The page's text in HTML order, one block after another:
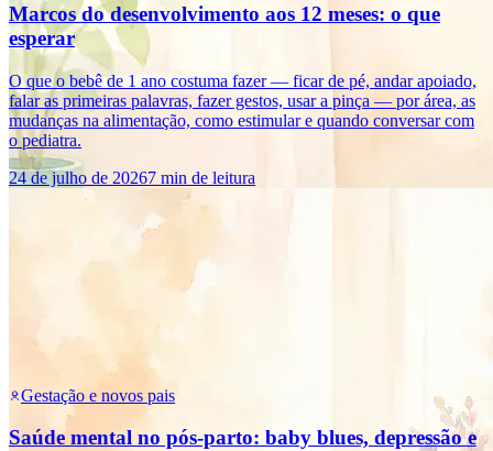
Marcos do desenvolvimento aos 12 meses: o que
esperar
O que o bebê de 1 ano costuma fazer — ficar de pé, andar apoiado,
falar as primeiras palavras, fazer gestos, usar a pinça — por área, as
mudanças na alimentação, como estimular e quando conversar com
o pediatra.
24 de julho de 20267 min de leitura
Gestação e novos pais
Saúde mental no pós-parto: baby blues, depressão e